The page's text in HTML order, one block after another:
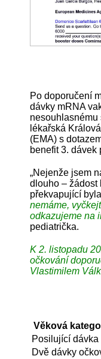
Po doporučení
dávky mRNA
lékařská
(EMA) s
benefit 3. dávek
„Nejenže jsem
dlouho – žádost
překvapující
nemáme,
odkazujeme na
pediatrička.
K 2. listopadu
očkování
Vlastimilem
Věková
Posilující
Dvě dávky